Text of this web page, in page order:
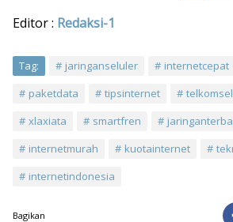
Editor : Redaksi-1
Tag: jaringanseluler internetcepat
paketdata
tipsinternet telkomsel
xlaxiata
smartfren
internetmurah
kuotainternet
internetindonesia
Bagikan